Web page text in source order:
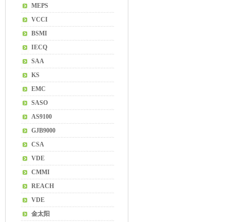
MEPS
VCCI
BSMI
IECQ
SAA
KS
EMC
SASO
AS9100
GJB9000
CSA
VDE
CMMI
REACH
VDE
金太阳